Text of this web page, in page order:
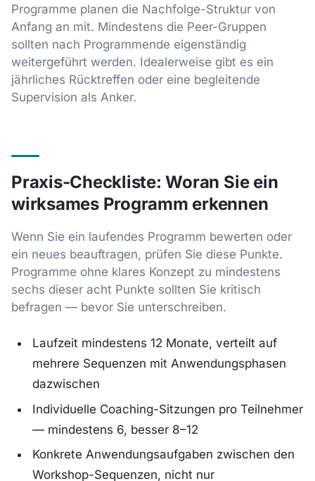
Programme planen die Nachfolge-Struktur von
Anfang an mit. Mindestens die Peer-Gruppen
sollten nach Programmende eigenständig
weitergeführt werden. Idealerweise gibt es ein
jährliches Rücktreffen oder eine begleitende
Supervision als Anker.
Praxis-Checkliste: Woran Sie ein
wirksames Programm erkennen
Wenn Sie ein laufendes Programm bewerten oder
ein neues beauftragen, prüfen Sie diese Punkte.
Programme ohne klares Konzept zu mindestens
sechs dieser acht Punkte sollten Sie kritisch
befragen — bevor Sie unterschreiben.
Laufzeit mindestens 12 Monate, verteilt auf
mehrere Sequenzen mit Anwendungsphasen
dazwischen
Individuelle Coaching-Sitzungen pro Teilnehmer
— mindestens 6, besser 8–12
Konkrete Anwendungsaufgaben zwischen den
Workshop-Sequenzen, nicht nur